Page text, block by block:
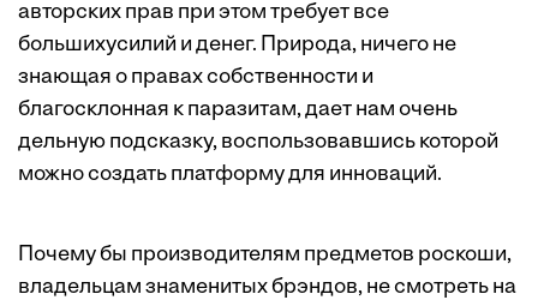
авторских прав при этом требует все
большихусилий и денег. Природа, ничего не
знающая о правах собственности и
благосклонная к паразитам, дает нам очень
дельную подсказку, воспользовавшись которой
можно создать платформу для инноваций.
Почему бы производителям предметов роскоши,
владельцам знаменитых брэндов, не смотреть на